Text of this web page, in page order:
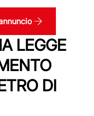
LEGGE
DI